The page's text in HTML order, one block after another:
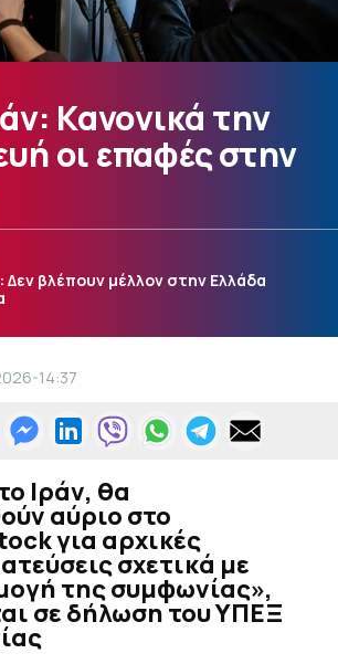
Κανονικά την
οι επαφές στην
Δεν βλέπουν μέλλον στην Ελλάδα
14:37
Ιράν, θα
αύριο στο
για αρχικές
σχετικά με
της συμφωνίας»,
σε δήλωση του ΥΠΕΞ